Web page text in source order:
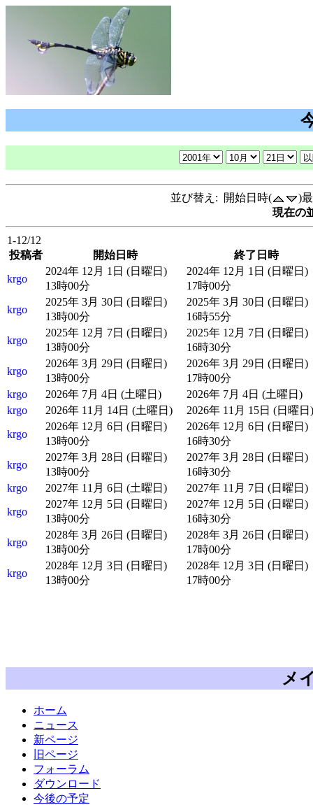
並び替え: 開始日時(
)
現在の
1-12/12
投稿者
開始日時
終了日時
krgo
2024年 12月 1日 (日曜日)
13時00分
2024年 12月 1日 (日曜日)
17時00分
krgo
2025年 3月 30日 (日曜日)
13時00分
2025年 3月 30日 (日曜日)
16時55分
krgo
2025年 12月 7日 (日曜日)
13時00分
2025年 12月 7日 (日曜日)
16時30分
krgo
2026年 3月 29日 (日曜日)
13時00分
2026年 3月 29日 (日曜日)
17時00分
krgo
2026年 7月 4日 (土曜日)
2026年 7月 4日 (土曜日)
krgo
2026年 11月 14日 (土曜日)
2026年 11月 15日 (日曜日)
krgo
2026年 12月 6日 (日曜日)
13時00分
2026年 12月 6日 (日曜日)
16時30分
krgo
2027年 3月 28日 (日曜日)
13時00分
2027年 3月 28日 (日曜日)
16時30分
krgo
2027年 11月 6日 (土曜日)
2027年 11月 7日 (日曜日)
krgo
2027年 12月 5日 (日曜日)
13時00分
2027年 12月 5日 (日曜日)
16時30分
krgo
2028年 3月 26日 (日曜日)
13時00分
2028年 3月 26日 (日曜日)
17時00分
krgo
2028年 12月 3日 (日曜日)
13時00分
2028年 12月 3日 (日曜日)
17時00分
メ
ホーム
ニュース
新ページ
旧ページ
フォーラム
ダウンロード
今後の予定